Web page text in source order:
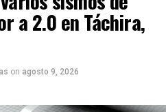
a 2.0 en Táchira,
on agosto 9, 2026